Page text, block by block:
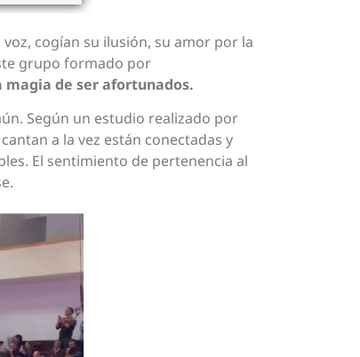
cogían su ilusión, su amor por la
grupo formado por
magia de ser afortunados.
Según un estudio realizado por
a la vez están conectadas y
El sentimiento de pertenencia al